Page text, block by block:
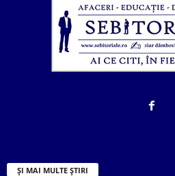
ȘI MAI MULTE ȘTIRI